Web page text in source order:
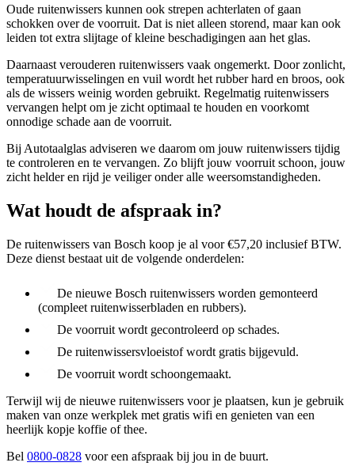
Oude ruitenwissers kunnen ook strepen achterlaten of gaan
schokken over de voorruit. Dat is niet alleen storend, maar kan ook
leiden tot extra slijtage of kleine beschadigingen aan het glas.
Daarnaast verouderen ruitenwissers vaak ongemerkt. Door zonlicht,
temperatuurwisselingen en vuil wordt het rubber hard en broos, ook
als de wissers weinig worden gebruikt. Regelmatig ruitenwissers
vervangen helpt om je zicht optimaal te houden en voorkomt
onnodige schade aan de voorruit.
Bij Autotaalglas adviseren we daarom om jouw ruitenwissers tijdig
te controleren en te vervangen. Zo blijft jouw voorruit schoon, jouw
zicht helder en rijd je veiliger onder alle weersomstandigheden.
Wat houdt de afspraak in?
De ruitenwissers van Bosch koop je al voor €57,20 inclusief BTW.
Deze dienst bestaat uit de volgende onderdelen:
De nieuwe Bosch ruitenwissers worden gemonteerd
(compleet ruitenwisserbladen en rubbers).
De voorruit wordt gecontroleerd op schades.
De ruitenwissersvloeistof wordt gratis bijgevuld.
De voorruit wordt schoongemaakt.
Terwijl wij de nieuwe ruitenwissers voor je plaatsen, kun je gebruik
maken van onze werkplek met gratis wifi en genieten van een
heerlijk kopje koffie of thee.
Bel 0800-0828 voor een afspraak bij jou in de buurt.